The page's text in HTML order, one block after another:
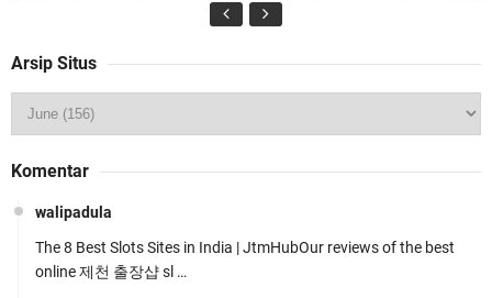
Rosyadi, S.H. Siap Melanjukan
Arsip Situs
Komentar
walipadula
The 8 Best Slots Sites in India | JtmHubOur reviews of the best
online 제천 출장샵 sl …